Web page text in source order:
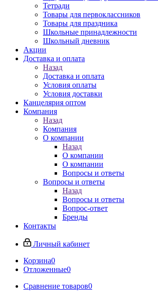
Тетради
Товары для первоклассников
Товары для праздника
Школьные принадлежности
Школьный дневник
Акции
Доставка и оплата
Назад
Доставка и оплата
Условия оплаты
Условия доставки
Канцелярия оптом
Компания
Назад
Компания
О компании
Назад
О компании
О компании
Вопросы и ответы
Вопросы и ответы
Назад
Вопросы и ответы
Вопрос-ответ
Бренды
Контакты
Личный кабинет
Корзина0
Отложенные0
Сравнение товаров0